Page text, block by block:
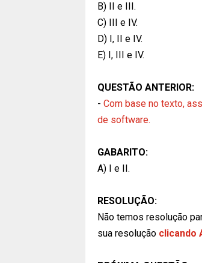
B) II e III.
C) III e IV.
D) I, II e IV.
E) I, III e IV.
QUESTÃO ANTERIOR:
- Com base no texto,
de software.
GABARITO:
A) I e II.
RESOLUÇÃO:
Não temos resolução
sua resolução clicando